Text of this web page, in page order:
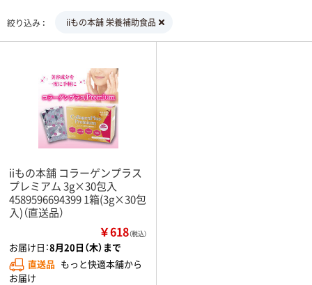
絞り込み iiもの本舗 栄養補助食品
iiもの本舗 コラーゲンプラス
プレミアム 3g×30包入
4589596694399 1箱(3g×30包
入)（直送品）
￥618（税込）
お届け日：8月20日（木）まで
直送品 もっと快適本舗から
お届け